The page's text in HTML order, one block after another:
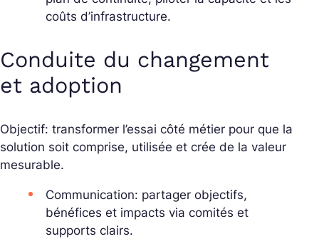
coûts d’infrastructure.
Conduite du changement
et adoption
Objectif: transformer l’essai côté métier pour que la
solution soit comprise, utilisée et crée de la valeur
mesurable.
Communication: partager objectifs,
bénéfices et impacts via comités et
supports clairs.